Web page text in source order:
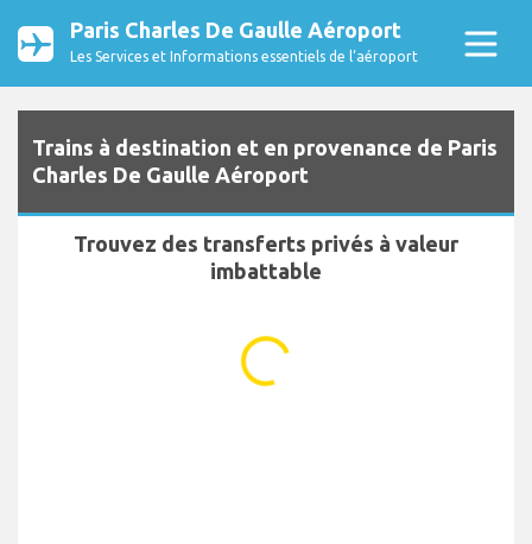
Paris Charles De Gaulle Aéroport
Les Services et Informations essentiels de l’aéroport
Trains à destination et en provenance de Paris
Charles De Gaulle Aéroport
Trouvez des transferts privés à valeur
imbattable